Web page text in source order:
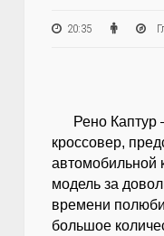
20:35
Рено Каптур
кроссовер,
автомобильной
модель за
времени
большое